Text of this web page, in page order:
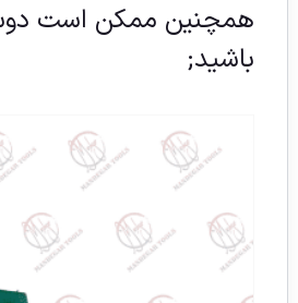
همچنین ممکن است
باشید;